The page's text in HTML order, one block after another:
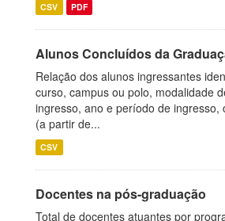
CSV PDF
Alunos Concluídos da
Relação dos alunos ingressantes
curso, campus ou polo, modalidade
ingresso, ano e período de ingresso,
(a partir de...
CSV
Docentes na pós-graduação
Total de docentes atuantes por